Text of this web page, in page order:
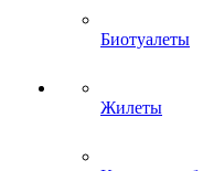
Биотуалеты
Жилеты